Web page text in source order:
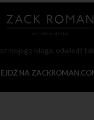
mojego bloga, odwiedź
NA